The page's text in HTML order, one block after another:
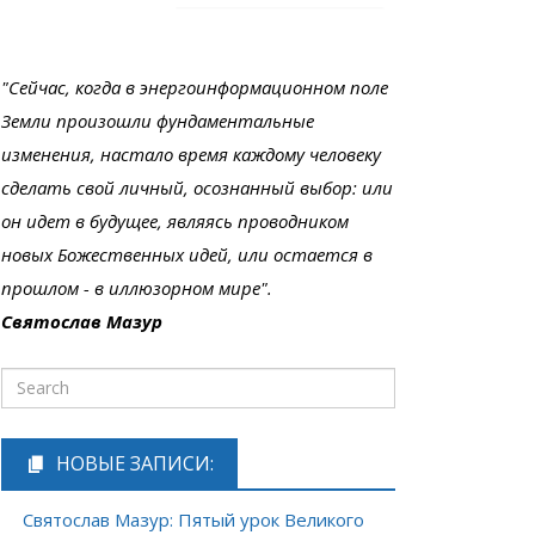
"Сейчас, когда в энергоинформационном поле
Земли произошли фундаментальные
изменения, настало время каждому человеку
сделать свой личный, осознанный выбор: или
он идет в будущее, являясь проводником
новых Божественных идей, или остается в
прошлом - в иллюзорном мире".
Святослав Мазур
НОВЫЕ ЗАПИСИ:
Святослав Мазур: Пятый урок Великого